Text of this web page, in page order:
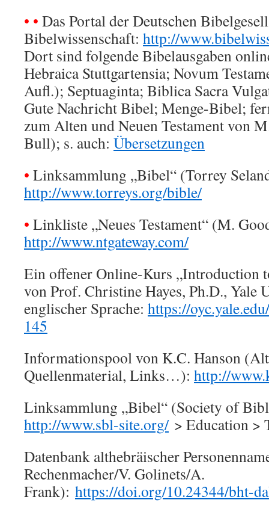
• • Das Portal der Deutschen
Bibelwissenschaft: http://
Dort sind folgende Bibelausgaben
Hebraica Stuttgartensia; Novum
Aufl.); Septuaginta; Biblica Sacra
Gute Nachricht Bibel; Menge-Bibel;
zum Alten und Neuen Testament von
Bull); s. auch: Übersetzungen
• Linksammlung „Bibel“ (Torrey
http://www.torreys.org/bible/
• Linkliste „Neues Testament“ (M.
http://www.ntgateway.com/
Ein offener Online-Kurs „Introduction
von Prof. Christine Hayes, Ph.D., Yale
englischer Sprache: https://oyc.yale.edu
145
Informationspool von K.C. Hanson
Quellenmaterial, Links…): http://
Linksammlung „Bibel“ (Society of
http://www.sbl-site.org/> Education >
Datenbank althebräischer
Rechenmacher/V. Golinets/A.
Frank): https://doi.org/10.24344/bht-